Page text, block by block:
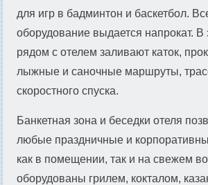
для игр в бадминтон и баскетбол.
оборудование выдается напрокат.
рядом с отелем заливают каток,
лыжные и саночные маршруты,
скоростного спуска.
Банкетная зона и беседки отеля
любые праздничные и
как в помещении, так и на свежем
оборудованы грилем, кокталом,